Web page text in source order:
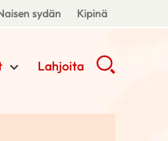
sydän Kipinä
Lahjoita